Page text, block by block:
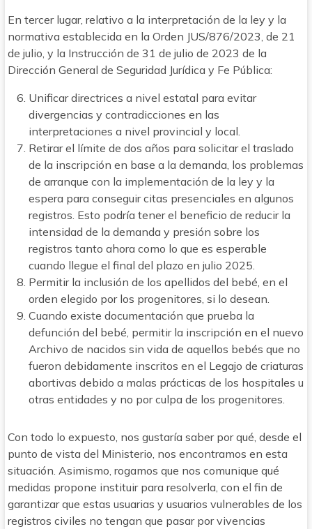
En tercer lugar, relativo a la interpretación de la ley y la
normativa establecida en la Orden JUS/876/2023, de 21
de julio, y la Instrucción de 31 de julio de 2023 de la
Dirección General de Seguridad Jurídica y Fe Pública:
Unificar directrices a nivel estatal para evitar
divergencias y contradicciones en las
interpretaciones a nivel provincial y local.
Retirar el límite de dos años para solicitar el traslado
de la inscripción en base a la demanda, los problemas
de arranque con la implementación de la ley y la
espera para conseguir citas presenciales en algunos
registros. Esto podría tener el beneficio de reducir la
intensidad de la demanda y presión sobre los
registros tanto ahora como lo que es esperable
cuando llegue el final del plazo en julio 2025.
Permitir la inclusión de los apellidos del bebé, en el
orden elegido por los progenitores, si lo desean.
Cuando existe documentación que prueba la
defunción del bebé, permitir la inscripción en el nuevo
Archivo de nacidos sin vida de aquellos bebés que no
fueron debidamente inscritos en el Legajo de criaturas
abortivas debido a malas prácticas de los hospitales u
otras entidades y no por culpa de los progenitores.
Con todo lo expuesto, nos gustaría saber por qué, desde el
punto de vista del Ministerio, nos encontramos en esta
situación. Asimismo, rogamos que nos comunique qué
medidas propone instituir para resolverla, con el fin de
garantizar que estas usuarias y usuarios vulnerables de los
registros civiles no tengan que pasar por vivencias